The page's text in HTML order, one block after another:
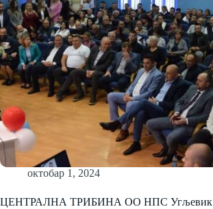
октобар 1, 2024
ЦЕНТРАЛНА ТРИБИНА ОО НПС Угљевик